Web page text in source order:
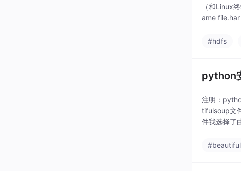
（和Linux
ame
#hdfs
python
注明：
tifulsoup文
件我选择了